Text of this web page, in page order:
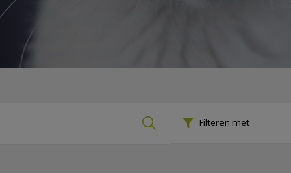
Filteren met